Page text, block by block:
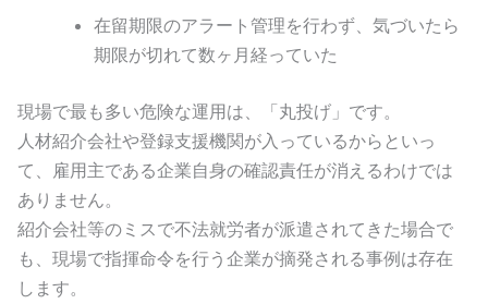
在留期限のアラート管理を行わず、気づいたら
期限が切れて数ヶ月経っていた
現場で最も多い危険な運用は、「丸投げ」です。
人材紹介会社や登録支援機関が入っているからといっ
て、雇用主である企業自身の確認責任が消えるわけでは
ありません。
紹介会社等のミスで不法就労者が派遣されてきた場合で
も、現場で指揮命令を行う企業が摘発される事例は存在
します。